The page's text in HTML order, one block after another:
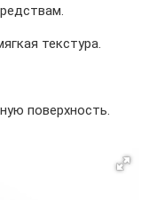
текстура.
поверхность.